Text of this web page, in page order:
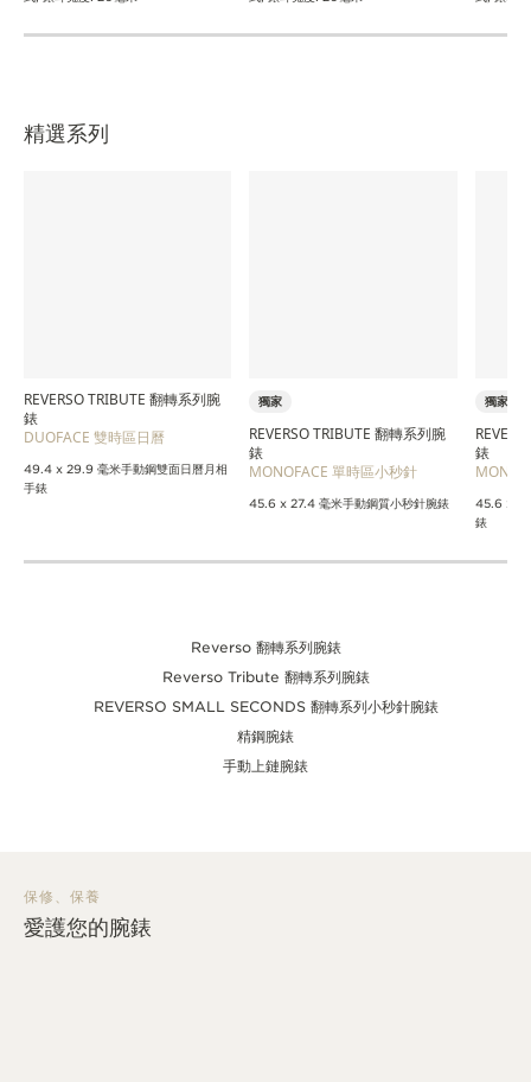
精選系列
REVERSO TRIBUTE 翻轉系列腕
錶
DUOFACE 雙時區日曆
49.4 x 29.9 毫米手動鋼雙面日曆月相
手錶
獨家
REVERSO TRIBUTE 翻轉系列腕
錶
MONOFACE 單時區小秒針
45.6 x 27.4 毫米手動鋼質小秒針腕錶
獨家
錶
45.6 x
錶
Reverso 翻轉系列腕錶
Reverso Tribute 翻轉系列腕錶
REVERSO SMALL SECONDS 翻轉系列小秒針腕錶
精鋼腕錶
手動上鏈腕錶
保修、保養
愛護您的腕錶